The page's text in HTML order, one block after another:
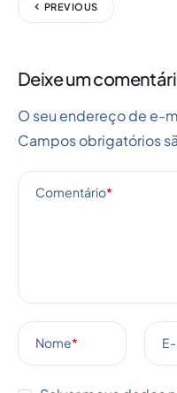
PREVIOUS
Deixe um
O seu endereço de e-
Campos obrigatórios
Comentário*
Nome*